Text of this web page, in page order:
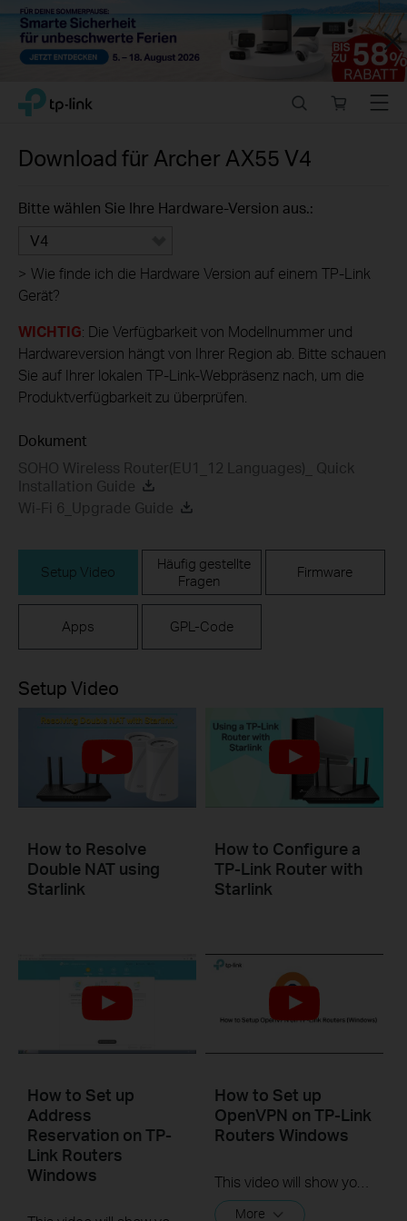
Close
Click
navigation
TP-Link, Reliably Smart
store
Menu
Download für Archer AX55 V4
Bitte wählen Sie Ihre Hardware-Version aus.:
V4
> Wie finde ich die Hardware Version auf einem TP-Link
Gerät?
WICHTIG: Die Verfügbarkeit von Modellnummer und
Hardwareversion hängt von Ihrer Region ab. Bitte schauen
Sie auf Ihrer lokalen TP-Link-Webpräsenz nach, um die
Produktverfügbarkeit zu überprüfen.
Dokument
SOHO Wireless Router(EU1_12 Languages)_ Quick
Installation Guide
Wi-Fi 6_Upgrade Guide
Setup Video
Häufig gestellte
Fragen
Firmware
Apps GPL-Code
Setup Video
How to Resolve
Double NAT using
Starlink
How to Configure a
TP-Link Router with
Starlink
How to Set up
Address
Reservation on TP-
Link Routers
Windows
How to Set up
OpenVPN on TP-Link
Routers Windows
This video will show you how to set up OpenVPN on a TP-Link Wi-Fi router. For more information, visit www.tp-link.com/support.
More